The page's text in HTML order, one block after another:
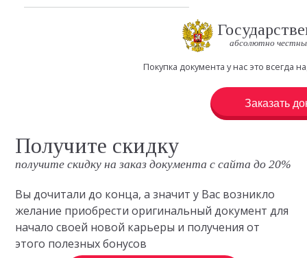
абсолютно
Покупка документа у нас это всегда
Заказать
Получите скидку
получите скидку на заказ документа с сайта до 20%
Вы дочитали до конца, а значит у Вас возникло
желание приобрести оригинальный документ для
начало своей новой карьеры и получения от
этого полезных бонусов